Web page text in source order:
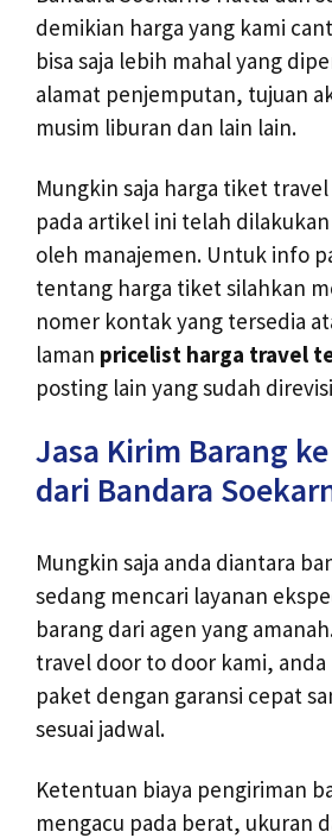
demikian harga yang kami
bisa saja lebih mahal yang
alamat penjemputan, tujuan
musim liburan dan lain lain.
Mungkin saja harga tiket
pada artikel ini telah
oleh manajemen. Untuk info
tentang harga tiket silahkan
nomer kontak yang tersedia
laman pricelist harga travel
posting lain yang sudah
Jasa Kirim Barang
dari Bandara
Mungkin saja anda diantara
sedang mencari layanan
barang dari agen yang
travel door to door kami,
paket dengan garansi cepat
sesuai jadwal.
Ketentuan biaya pengiriman
mengacu pada berat, ukuran